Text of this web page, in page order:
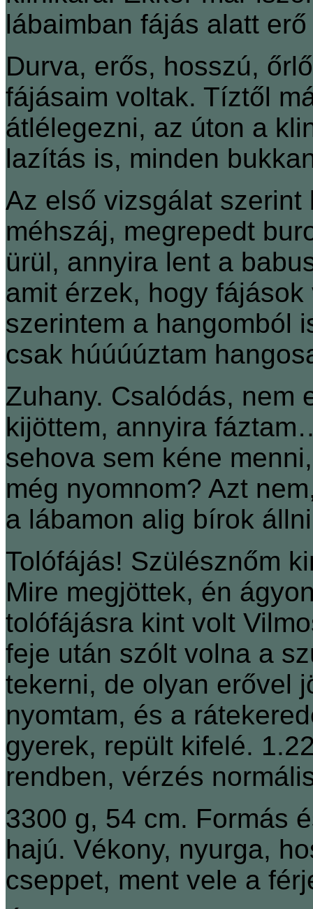
lábaimban fájás alatt
Durva, erős, hosszú,
fájásaim voltak. Tíztől
átlélegezni, az úton a
lazítás is, minden
Az első vizsgálat
méhszáj, megrepedt
ürül, annyira lent a
amit érzek, hogy
szerintem a hangomból
csak húúúúztam
Zuhany. Csalódás, nem
kijöttem, annyira
sehova sem kéne
még nyomnom? Azt
a lábamon alig bírok
Tolófájás! Szülésznőm
Mire megjöttek, én
tolófájásra kint volt
feje után szólt volna a
tekerni, de olyan erővel
nyomtam, és a
gyerek, repült kifelé.
rendben, vérzés
3300 g, 54 cm. Formás
hajú. Vékony, nyurga,
cseppet, ment vele a